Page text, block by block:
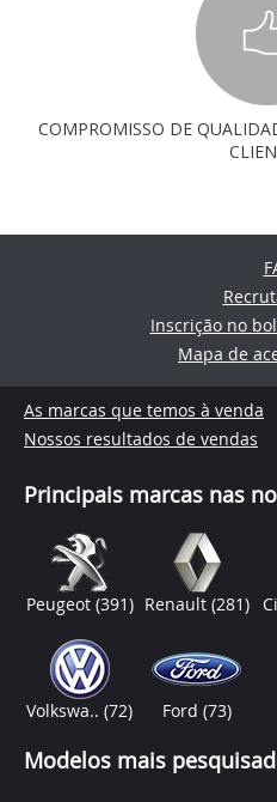
COMPROMISSO DE
Inscrição no
Mapa de
As marcas que temos à venda
Nossos resultados de vendas
Principais marcas nas
Peugeot (391) Renault (281)
Volkswa..(72) Ford (73)
Modelos mais